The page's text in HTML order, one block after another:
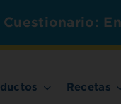
Cuestionario:
Recetas